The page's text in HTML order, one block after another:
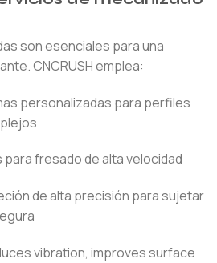
son esenciales para una
CNCRUSH emplea:
personalizadas para perfiles
fresado de alta velocidad
de alta precisión para sujetar
vibration, improves surface